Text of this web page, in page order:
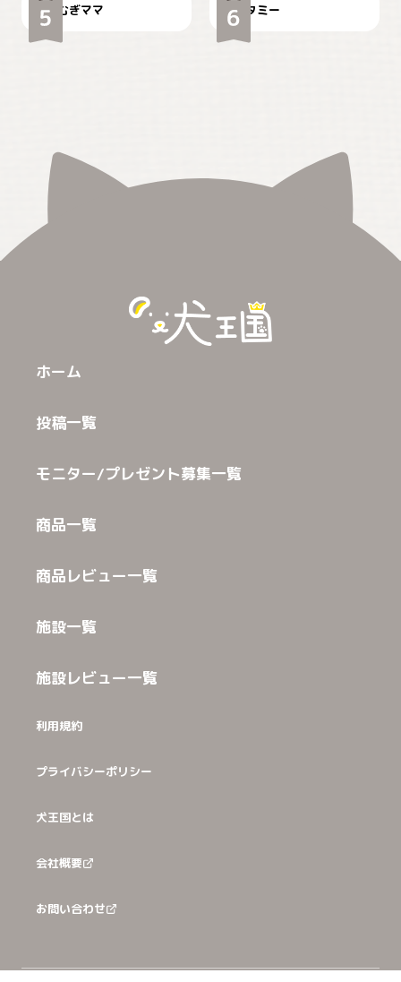
むぎママ タミー
ホーム
投稿一覧
モニター/プレゼント募集一覧
商品一覧
商品レビュー一覧
施設一覧
施設レビュー一覧
利用規約
プライバシーポリシー
犬王国とは
会社概要
お問い合わせ